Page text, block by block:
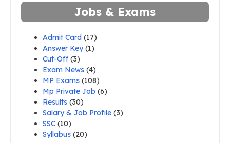
Jobs & Exams
Admit Card (17)
Answer Key(1)
Cut-Off(3)
Exam News (4)
MP Exams (108)
Mp Private Job (6)
Results (30)
Salary & Job Profile (3)
SSC (10)
Syllabus (20)